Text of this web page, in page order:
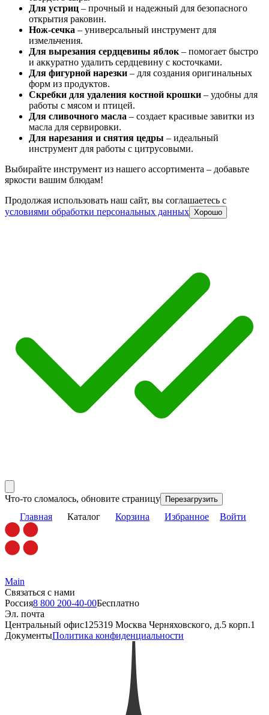
Для устриц – прочный и надежный для безопасного
открытия раковин.
Нож-сечка – универсальный инструмент для
измельчения.
Для вырезания сердцевины яблок – помогает быстро
и аккуратно удалить сердцевину с косточками.
Для фигурной нарезки – для создания оригинальных
форм из продуктов.
Скребки для удаления костной крошки – удобны для
работы с мясом и птицей.
Для сливочного масла – создает красивые завитки из
масла для сервировки.
Для нарезания и снятия цедры – идеальный
инструмент для работы с цитрусовыми.
Выбирайте инструмент из нашего ассортимента – добавьте
яркости вашим блюдам!
Продолжая использовать наш сайт, вы соглашаетесь c
условиями обработки персональных данных Хорошо
Что-то сломалось, обновите страницу Перезагрузить
Главная Каталог Корзина Избранное Войти
Main
Связаться с нами
Россия8 800 200-40-00Бесплатно
Эл. почта
Центральный офис125319 Москва Черняховского, д.5 корп.1
ДокументыПолитика конфиденциальности